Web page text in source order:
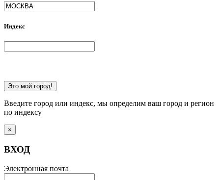
Индекс
Это мой город!
Введите город или индекс, мы определим ваш город и регион
по индексу
×
ВХОД
Электронная почта